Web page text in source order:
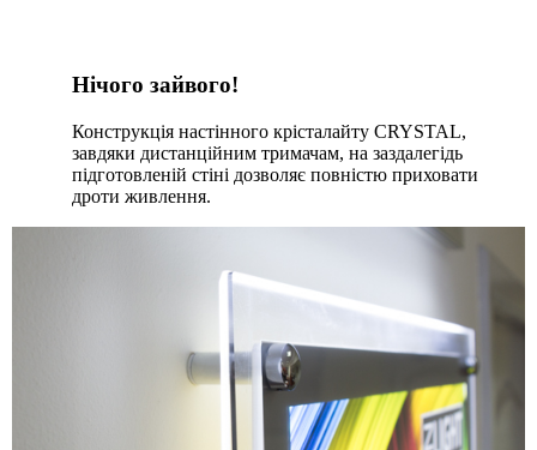
Нічого зайвого!
Конструкція настінного крісталайту CRYSTAL,
завдяки дистанційним тримачам, на заздалегідь
підготовленій стіні дозволяє повністю приховати
дроти живлення.